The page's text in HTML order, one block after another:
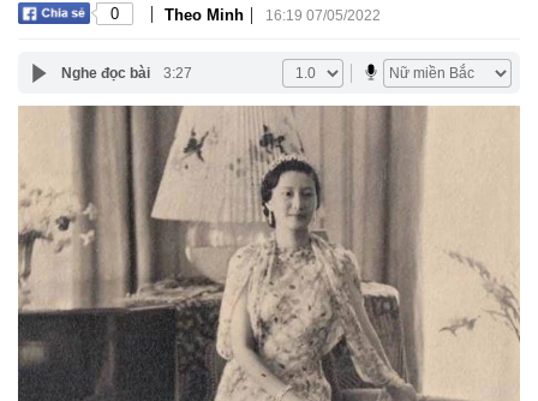
0 | Theo Minh | 16:19 07/05/2022
Nghe đọc bài 3:27